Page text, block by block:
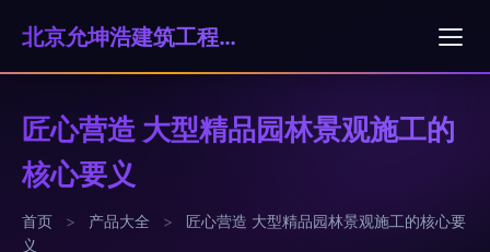
北京允坤浩建筑工程有限公司
匠心营造 大型精品园林景观施工的
核心要义
首页 > 产品大全 >
匠心营造 大型精品园林景观施工的核心要
义